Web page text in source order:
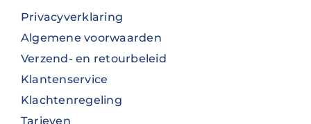
Privacyverklaring
Algemene voorwaarden
Verzend- en retourbeleid
Klantenservice
Klachtenregeling
Tarieven